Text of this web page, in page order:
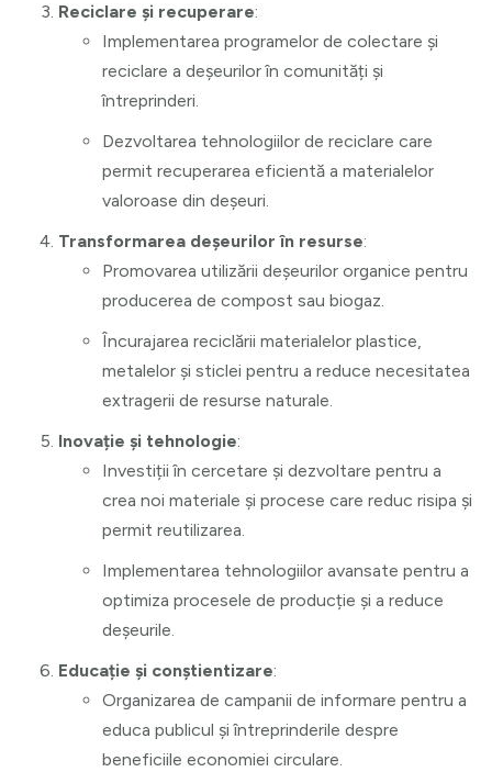
Reciclare și recuperare:
Implementarea programelor de colectare și
reciclare a deșeurilor în comunități și
întreprinderi.
Dezvoltarea tehnologiilor de reciclare care
permit recuperarea eficientă a materialelor
valoroase din deșeuri.
Transformarea deșeurilor în resurse:
Promovarea utilizării deșeurilor organice pentru
producerea de compost sau biogaz.
Încurajarea reciclării materialelor plastice,
metalelor și sticlei pentru a reduce necesitatea
extragerii de resurse naturale.
Inovație și tehnologie:
Investiții în cercetare și dezvoltare pentru a
crea noi materiale și procese care reduc risipa și
permit reutilizarea.
Implementarea tehnologiilor avansate pentru a
optimiza procesele de producție și a reduce
deșeurile.
Educație și conștientizare:
Organizarea de campanii de informare pentru a
educa publicul și întreprinderile despre
beneficiile economiei circulare.